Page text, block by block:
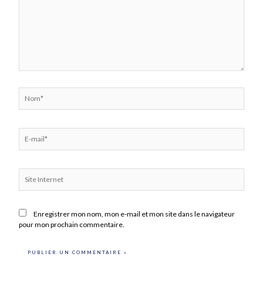
mail*
Internet
Enregistrer mon nom, mon e-mail et mon site dans le navigateur
pour mon prochain commentaire.